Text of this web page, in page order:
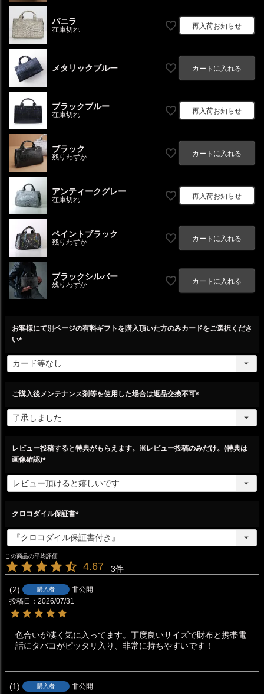
バニラ
在庫切れ 再入荷お知らせ
メタリックブルー カートに入れる
ブラックブルー
在庫切れ 再入荷お知らせ
ブラック
残りわずか カートに入れる
アンティークグレー
在庫切れ 再入荷お知らせ
ペイントブラック
残りわずか カートに入れる
ブラックシルバー
残りわずか カートに入れる
お客様にて別ページの有料ギフトを購入頂いた方のみカードをご選択くださ
い
必
須
ご購入後メンテナンス剤等を使用した場合は返品交換不可
須
レビュー投稿すると特典がもらえます。※レビュー投稿のみだけ。(特典は
画像確認)
必
須
クロコダイル保証書
必
須
4.67 3
2 購入者
非公開
投稿日
2026/07/31
色合いが凄く気に入ってます。丁度良いサイズで財布と携帯電
話にタバコがピッタリ入り、非常に持ちやすいです！
1 購入者
非公開